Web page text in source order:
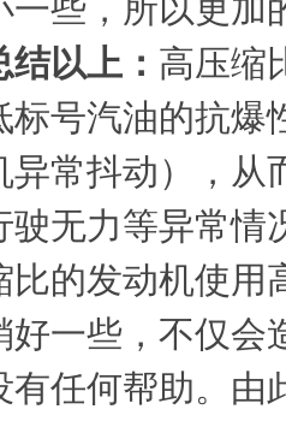
一些，所以更加
结以上： 高压缩
标号汽油的抗爆
异常抖动），从
驶无力等异常情
比的发动机使用
好一些，不仅会
有任何帮助。由